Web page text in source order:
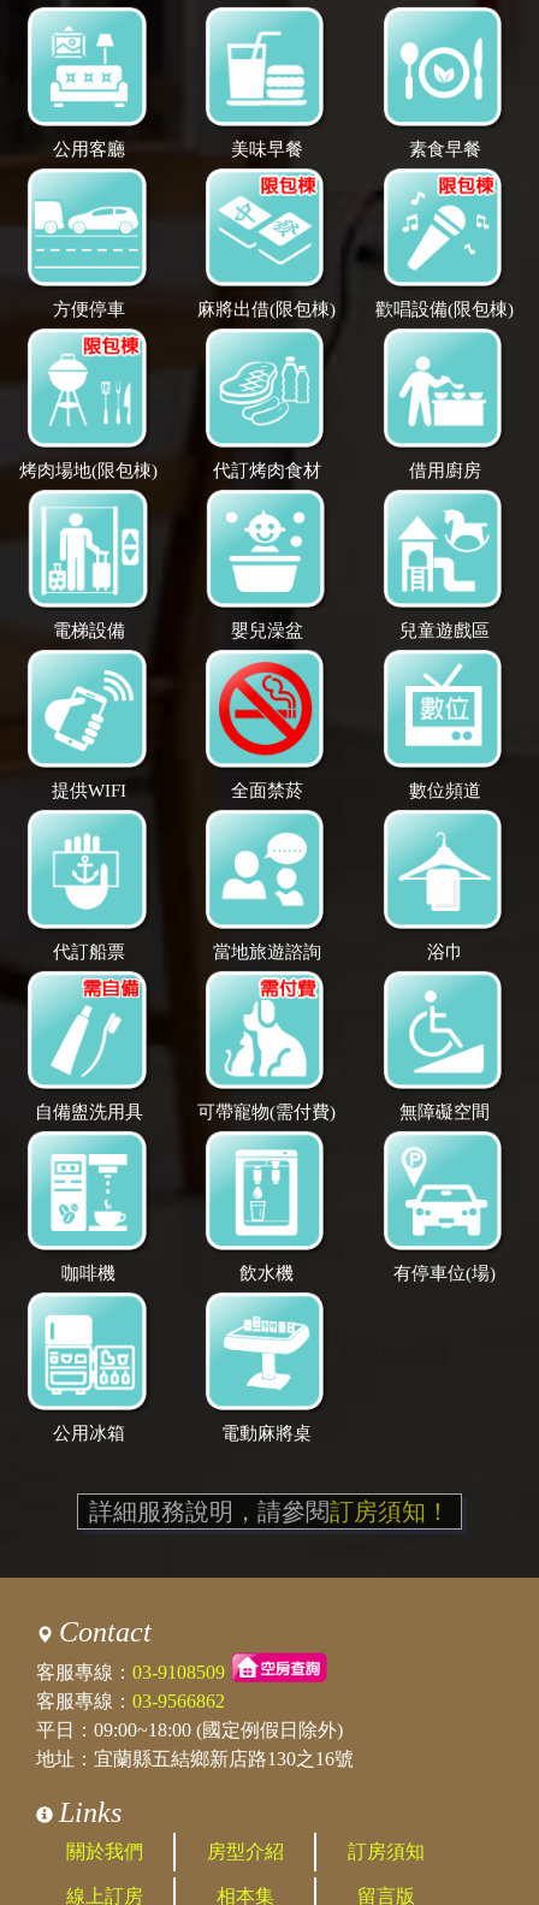
公用客廳 美味早餐 素食早餐
方便停車 麻將出借(限包棟) 歡唱設備(限包棟)
烤肉場地(限包棟) 代訂烤肉食材 借用廚房
電梯設備 嬰兒澡盆 兒童遊戲區
提供WIFI 全面禁菸 數位頻道
代訂船票 當地旅遊諮詢 浴巾
自備盥洗用具 可帶寵物(需付費) 無障礙空間
咖啡機 飲水機 有停車位(場)
公用冰箱 電動麻將桌
詳細服務說明，請參閱訂房須知！
Contact
客服專線： 03-9108509
客服專線： 03-9566862
平日：09:00~18:00 (國定例假日除外)
地址：宜蘭縣五結鄉新店路130之16號
Links
關於我們 房型介紹 訂房須知
線上訂房 相本集 留言版